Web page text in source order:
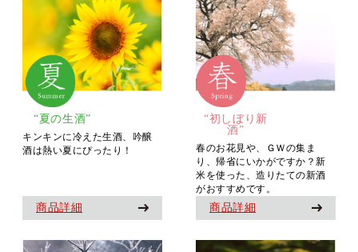
“初しぼり新
酒”
春のお花見や、ＧＷの集ま
り、帰省にいかがですか？新
米を使った、造りたての新酒
がおすすめです。
商品詳細
“夏の生酒”
キンキンに冷えた生酒、吟醸
酒は熱い夏にぴったり！
商品詳細